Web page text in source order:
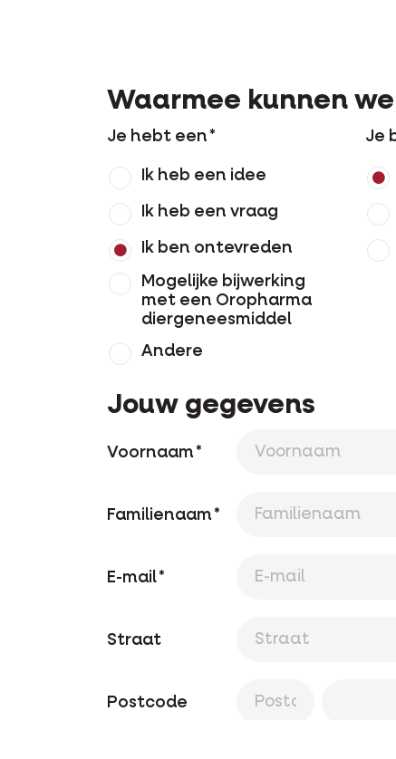
Waarmee kunnen
Je hebt een
Ik heb een idee
Ik heb een vraag
Ik ben ontevreden
Mogelijke bijwerking
met een Oropharma
diergeneesmiddel
Andere
Je
Jouw gegevens
Voornaam
Familienaam
E-mail
Straat
Postcode